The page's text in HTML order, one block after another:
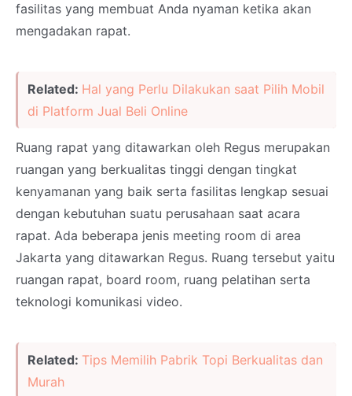
fasilitas yang membuat Anda nyaman ketika akan
mengadakan rapat.
Related: Hal yang Perlu Dilakukan saat Pilih Mobil
di Platform Jual Beli Online
Ruang rapat yang ditawarkan oleh Regus merupakan
ruangan yang berkualitas tinggi dengan tingkat
kenyamanan yang baik serta fasilitas lengkap sesuai
dengan kebutuhan suatu perusahaan saat acara
rapat. Ada beberapa jenis meeting room di area
Jakarta yang ditawarkan Regus. Ruang tersebut yaitu
ruangan rapat, board room, ruang pelatihan serta
teknologi komunikasi video.
Related: Tips Memilih Pabrik Topi Berkualitas dan
Murah